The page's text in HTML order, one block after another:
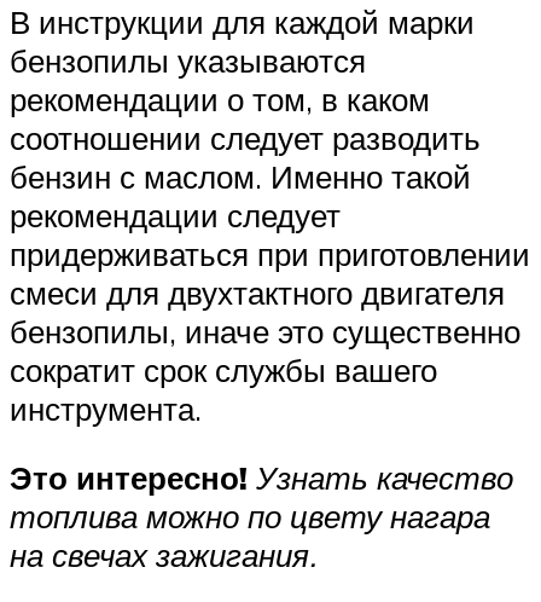
В инструкции для каждой марки
бензопилы указываются
рекомендации о том, в каком
соотношении следует разводить
бензин с маслом. Именно такой
рекомендации следует
придерживаться при приготовлении
смеси для двухтактного двигателя
бензопилы, иначе это существенно
сократит срок службы вашего
инструмента.
Это интересно! Узнать качество
топлива можно по цвету нагара
на свечах зажигания.